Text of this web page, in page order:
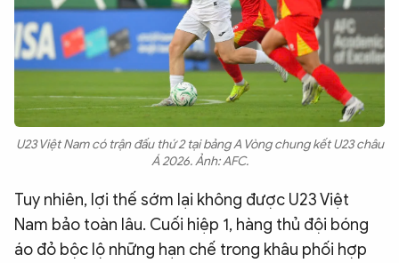
U23 Việt Nam có trận đấu thứ 2 tại bảng A Vòng chung kết U23 châu
Á 2026. Ảnh: AFC.
Tuy nhiên, lợi thế sớm lại không được U23 Việt
Nam bảo toàn lâu. Cuối hiệp 1, hàng thủ đội bóng
áo đỏ bộc lộ những hạn chế trong khâu phối hợp